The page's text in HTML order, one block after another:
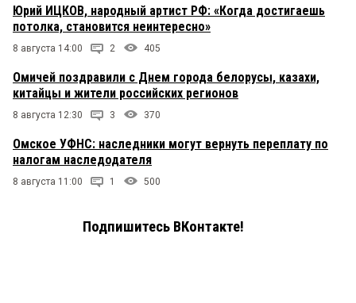
Юрий ИЦКОВ, народный артист РФ: «Когда достигаешь
потолка, становится неинтересно»
8 августа 14:00 2 405
Омичей поздравили с Днем города белорусы, казахи,
китайцы и жители российских регионов
8 августа 12:30 3 370
Омское УФНС: наследники могут вернуть переплату по
налогам наследодателя
8 августа 11:00 1 500
Подпишитесь ВКонтакте!